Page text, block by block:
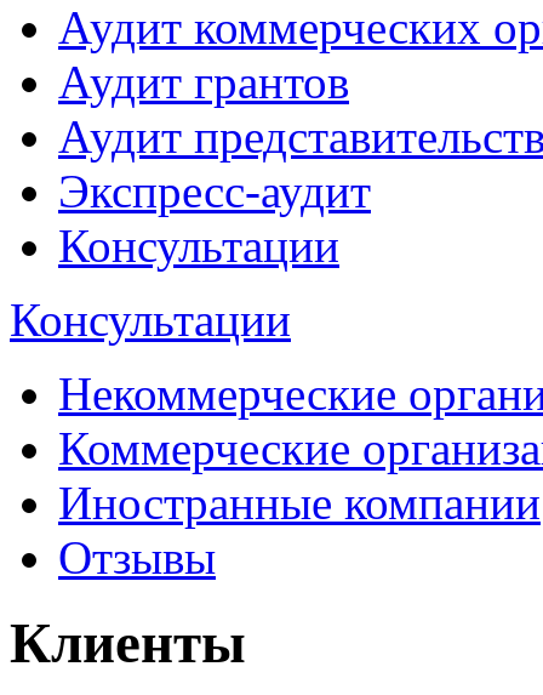
Аудит коммерческих
Аудит грантов
Аудит
Экспресс-аудит
Консультации
Консультации
Некоммерческие
Коммерческие
Иностранные компании
Отзывы
Клиенты